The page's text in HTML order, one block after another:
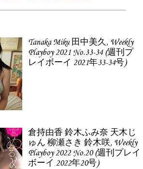
Tanaka Miku 田中美久, Weekly
Playboy 2021 No.33-34 (週刊プ
レイボーイ 2021年33-34号)
倉持由香 鈴木ふみ奈 天木じ
ゅん 柳瀬さき 鈴木咲, Weekly
Playboy 2022 No.20 (週刊プレイ
ボーイ 2022年20号)